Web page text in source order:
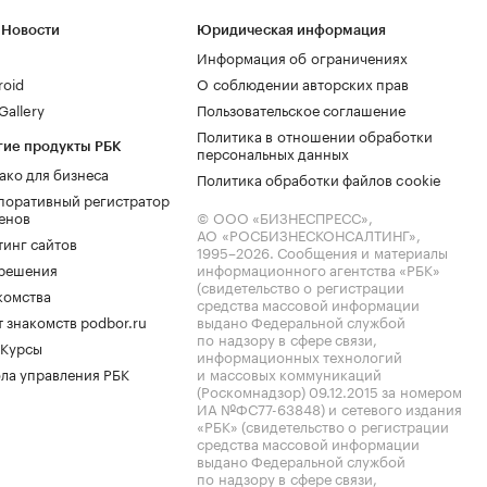
продукты РБК
для бизнеса
регистратор
сайтов
знакомств podbor.ru
управления РБК
Юридическая информация
Информация об ограничениях
О соблюдении авторских прав
Пользовательское соглашение
Политика в отношении обработки
персональных данных
Политика обработки файлов cookie
© ООО «БИЗНЕСПРЕСС»,
АО «РОСБИЗНЕСКОНСАЛТИНГ»,
1995–2026. Сообщения и материалы
информационного агентства «РБК»
(свидетельство о регистрации
средства массовой информации
выдано Федеральной службой
по надзору в сфере связи,
информационных технологий
и массовых коммуникаций
(Роскомнадзор) 09.12.2015 за номером
ИА №ФС77-63848) и сетевого издания
«РБК» (свидетельство о регистрации
средства массовой информации
выдано Федеральной службой
по надзору в сфере связи,